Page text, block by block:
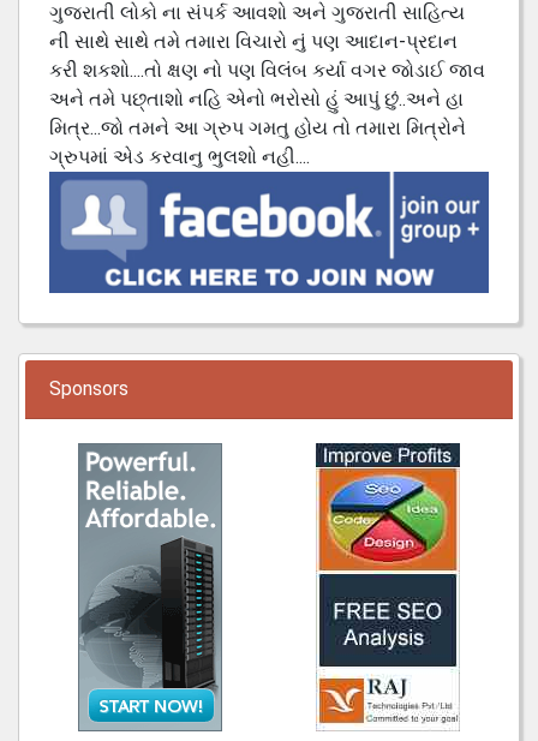
ગુજરાતી લોકો ના સંપર્ક આવશો અને ગુજરાતી સાહિત્ય
ની સાથે સાથે તમે તમારા વિચારો નું પણ આદાન-પ્રદાન
કરી શકશો....તો ક્ષણ નો પણ વિલંબ કર્યા વગર જોડાઈ જાવ
અને તમે પછ્તાશો નહિ એનો ભરોસો હું આપું છું..અને હા
મિત્ર...જો તમને આ ગ્રુપ ગમતુ હોય તો તમારા મિત્રોને
ગ્રુપમાં એડ કરવાનુ ભુલશો નહી....
Sponsors